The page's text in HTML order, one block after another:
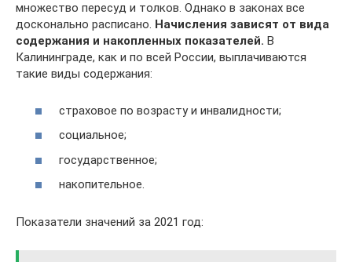
множество пересуд и толков. Однако в законах все
досконально расписано. Начисления зависят от вида
содержания и накопленных показателей. В
Калининграде, как и по всей России, выплачиваются
такие виды содержания:
страховое по возрасту и инвалидности;
социальное;
государственное;
накопительное.
Показатели значений за 2021 год: